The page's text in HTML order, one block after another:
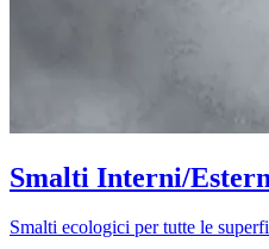
Smalti Interni/
Smalti ecologici per tutte le